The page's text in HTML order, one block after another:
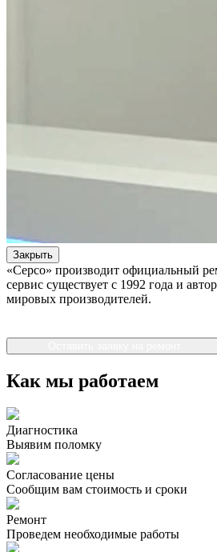
Закрыть
«Серсо» производит официальный
сервис существует с 1992 года и
мировых производителей.
Как мы работаем
Диагностика
Выявим поломку
Согласование цены
Сообщим вам стоимость и сроки
Ремонт
Проведем необходимые работы